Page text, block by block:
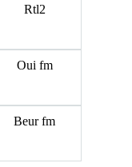
Rtl2
Oui fm
Beur fm